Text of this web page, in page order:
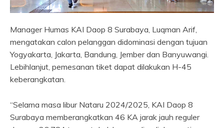
Manager Humas KAI Daop 8 Surabaya, Luqman Arif,
mengatakan calon pelanggan didominasi dengan tujuan
Yogyakarta, Jakarta, Bandung, Jember dan Banyuwangi.
Lebihlanjut, pemesanan tiket dapat dilakukan H-45
keberangkatan.
“Selama masa libur Nataru 2024/2025, KAI Daop 8
Surabaya memberangkatkan 46 KA jarak jauh reguler